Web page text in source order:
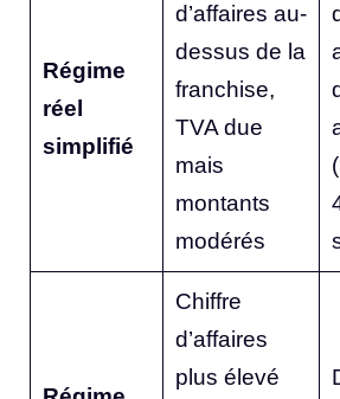
Régime
réel
simplifié
d’affaires au-
dessus de la
franchise,
TVA due
mais
montants
modérés
Chiffre
d’affaires
plus élevé